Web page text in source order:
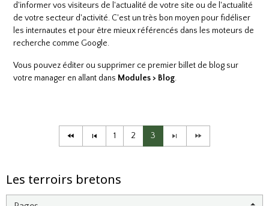
d'informer vos visiteurs de l'actualité de votre site ou de l'actualité
de votre secteur d'activité. C'est un très bon moyen pour fidéliser
les internautes et pour être mieux référencés dans les moteurs de
recherche comme Google.
Vous pouvez éditer ou supprimer ce premier billet de blog sur
votre manager en allant dans Modules > Blog.
1 2 3
Les terroirs bretons